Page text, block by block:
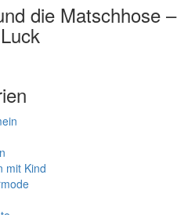
die Matschhose –
mit Kind